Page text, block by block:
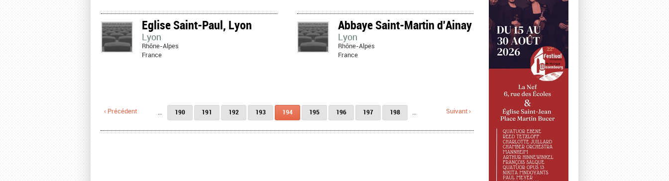
Eglise Saint-Paul, Lyon
Lyon
Rhône-Alpes
France
Abbaye Saint-Martin d'Ainay
Lyon
Rhône-Alpes
France
‹ Précédent 190 191 192 193 194 195 196 197 198 Suivant ›